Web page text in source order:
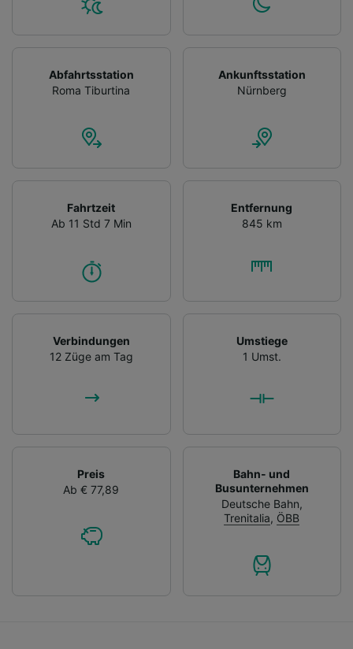
Abfahrtsstation
Roma Tiburtina
Ankunftsstation
Nürnberg
Fahrtzeit
Ab 11 Std 7 Min
Entfernung
845 km
Verbindungen
12 Züge am Tag
Umstiege
1 Umst.
Preis
Ab € 77,89
Bahn- und
Busunternehmen
Deutsche Bahn,
Trenitalia, ÖBB